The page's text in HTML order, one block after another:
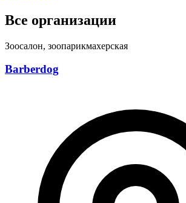
Все организации
Зоосалон, зоопарикмахерская
Barberdog